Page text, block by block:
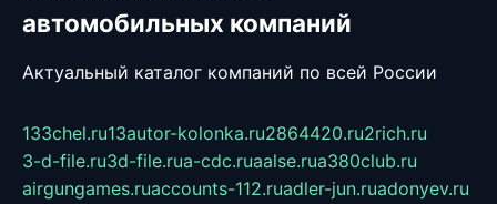
автомобильных компаний
Актуальный каталог компаний по всей России
133chel.ru13autor-kolonka.ru2864420.ru2rich.ru
3-d-file.ru3d-file.rua-cdc.ruaalse.rua380club.ru
airgungames.ruaccounts-112.ruadler-jun.ruadonyev.ru